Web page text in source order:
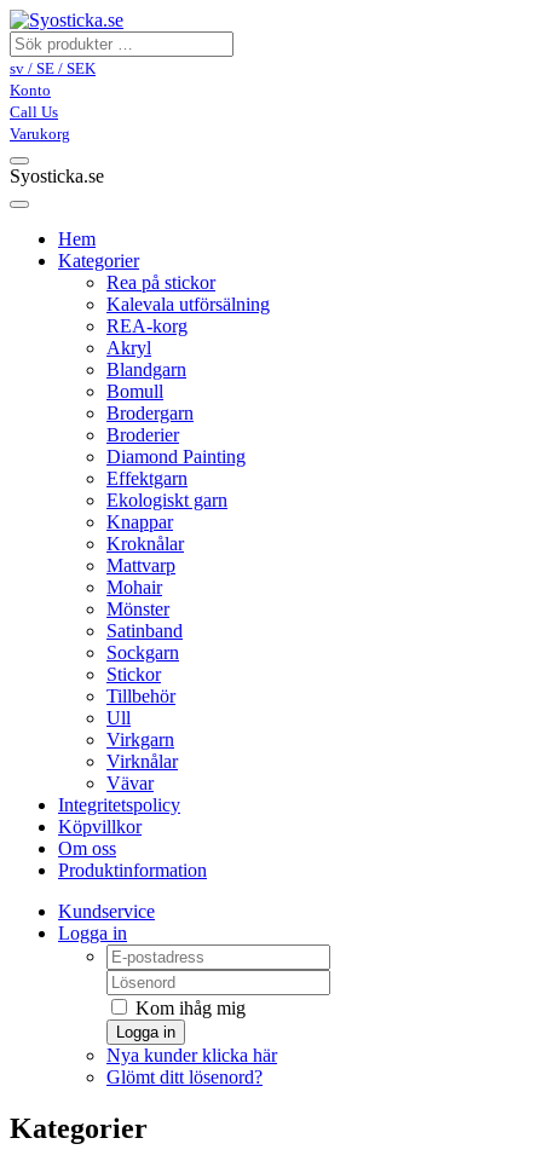
sv / SE / SEK
Konto
Call Us
Varukorg
Syosticka.se
Hem
Kategorier
Rea på stickor
Kalevala utförsälning
REA-korg
Akryl
Blandgarn
Bomull
Brodergarn
Broderier
Diamond Painting
Effektgarn
Ekologiskt garn
Knappar
Kroknålar
Mattvarp
Mohair
Mönster
Satinband
Sockgarn
Stickor
Tillbehör
Ull
Virkgarn
Virknålar
Vävar
Integritetspolicy
Köpvillkor
Om oss
Produktinformation
Kundservice
Logga in
Kom ihåg mig
Logga in
Nya kunder klicka här
Glömt ditt lösenord?
Kategorier